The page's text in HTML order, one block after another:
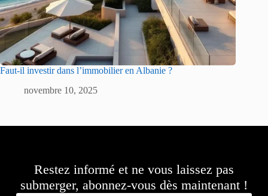
Faut-il investir dans l’immobilier en Albanie ?
novembre 10, 2025
Restez informé et ne vous laissez pas
submerger, abonnez-vous dès maintenant !